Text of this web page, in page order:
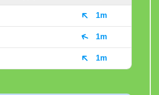
1m
1m
1m